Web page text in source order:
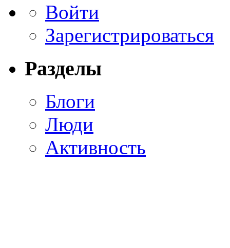
Войти
Зарегистрироваться
Разделы
Блоги
Люди
Активность